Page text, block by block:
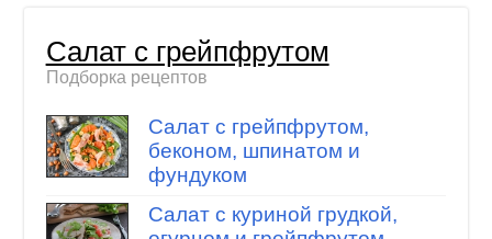
Салат с грейпфрутом
Подборка рецептов
Салат с грейпфрутом,
беконом, шпинатом и
фундуком
Салат с куриной грудкой,